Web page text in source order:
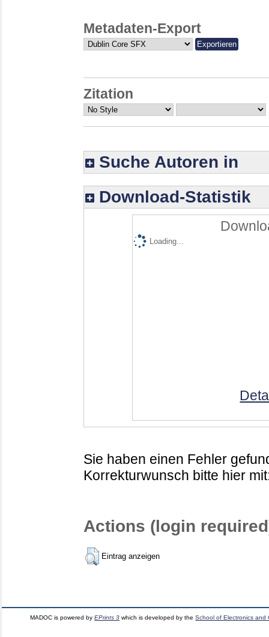
Metadaten-Export
Zitation
Suche Autoren in
Download-Statistik
Loading...
Sie haben einen Fehler
Korrekturwunsch bitte hier
Actions (login
Eintrag anzeigen
MADOC is powered byEPrints 3 which is developed by theSchool of Electronics and